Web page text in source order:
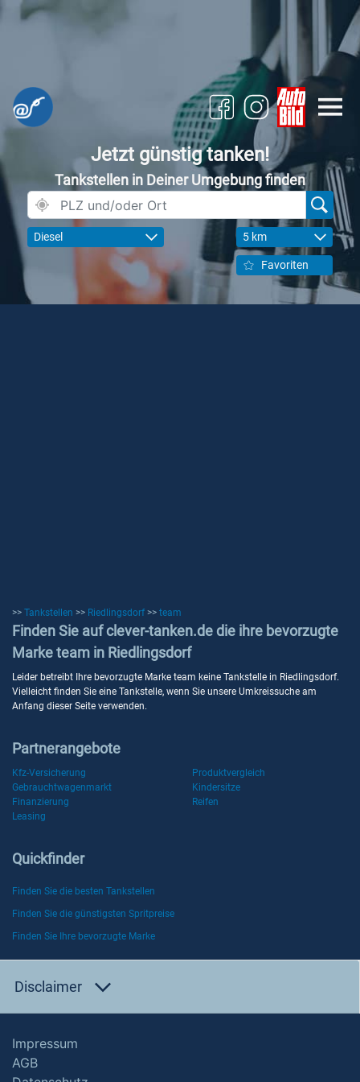
Jetzt günstig tanken!
Tankstellen in Deiner Umgebung finden
Diesel 5 km
Favoriten
>> Tankstellen >> Riedlingsdorf >> team
Finden Sie auf clever-tanken.de die ihre bevorzugte
Marke team in Riedlingsdorf
Leider betreibt Ihre bevorzugte Marke team keine Tankstelle in Riedlingsdorf.
Vielleicht finden Sie eine Tankstelle, wenn Sie unsere Umkreissuche am
Anfang dieser Seite verwenden.
Partnerangebote
Kfz-Versicherung
Produktvergleich
Gebrauchtwagenmarkt
Kindersitze
Finanzierung
Reifen
Leasing
Quickfinder
Finden Sie die besten Tankstellen
Finden Sie die günstigsten Spritpreise
Finden Sie Ihre bevorzugte Marke
Disclaimer
Impressum
AGB